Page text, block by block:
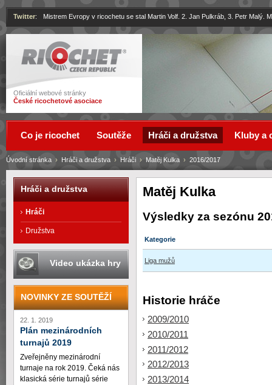
Ricochet
Oficiální webové stránky
České ricochetové asociace
Twitter: Mistrem Evropy v ricochetu se stal Martin Volf. 2. Jan Pulkráb, 3. Petr Malý.
Matěj Kulka
Výsledky za sezónu
Kategorie
Liga mužů
Historie hráče
2009/2010
2010/2011
2011/2012
2012/2013
2013/2014
Úvodní stránka › Hráči a družstva › Hráči › Matěj Kulka › 2016/2017
Co je ricochet Soutěže Hráči a družstva Kluby a
Hráči a družstva
Hráči
Družstva
Video ukázka hry
NOVINKY ZE SOUTĚŽÍ
22. 1. 2019
Plán mezinárodních
turnajů 2019
Zveřejněny mezinárodní
turnaje na rok 2019. Čeká nás
klasická série turnajů série